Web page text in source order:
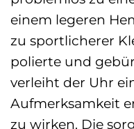
einem legeren
zu sportlicherer
polierte und
verleiht der Uhr
Aufmerksamkeit
zu wirken. Die